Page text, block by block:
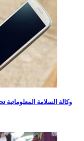
وكالة السلامة المعلوماتية